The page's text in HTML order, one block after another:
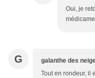
Oui, je
G galanthe des
Tout en rondeur, il